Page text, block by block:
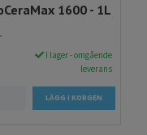
1600 - 1L
I lager - omgående
leverans